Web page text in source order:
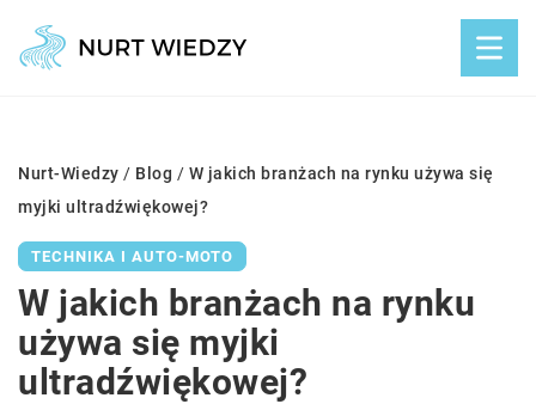
Nurt-Wiedzy / Blog / W jakich branżach na rynku używa się
myjki ultradźwiękowej?
TECHNIKA I AUTO-MOTO
W jakich branżach na rynku
używa się myjki
ultradźwiękowej?